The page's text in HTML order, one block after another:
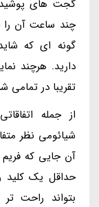
گجت های
چند ساعت آن را
گونه ای که
دارید. هرچند
تقریبا در تمامی
از جمله
شیائومی نظر
آن جایی که
حداقل یک کلید
بتواند راحت تر